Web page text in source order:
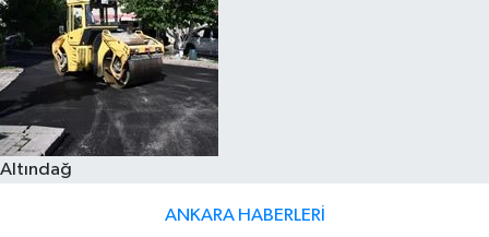
Altındağ
ANKARA HABERLERI